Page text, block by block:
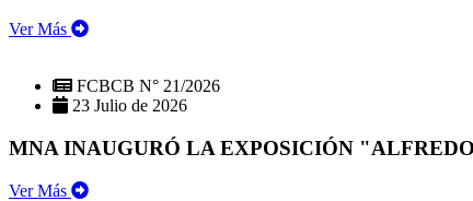
Ver Más
FCBCB N° 21/2026
23 Julio de 2026
MNA INAUGURÓ LA EXPOSICIÓN
Ver Más